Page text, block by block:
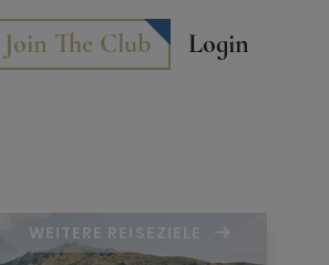
Join The Club Login
WEITERE REISEZIELE